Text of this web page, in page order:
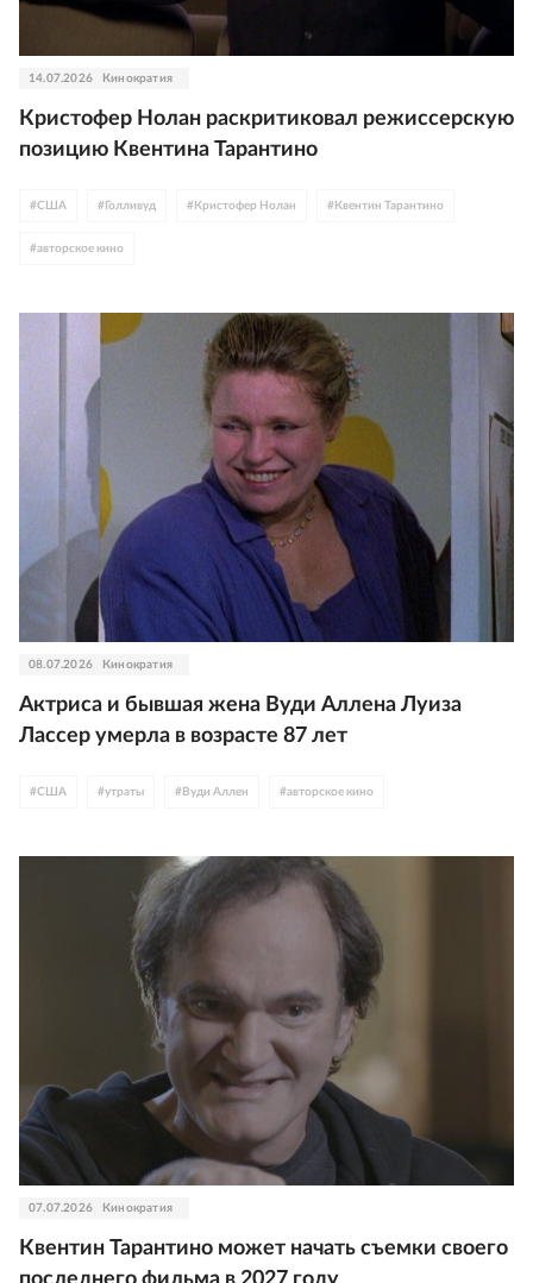
14.07.2026 Кинократия
Кристофер Нолан раскритиковал режиссерскую
позицию Квентина Тарантино
#США # Голливуд # Кристофер Нолан # Квентин Тарантино
#авторское кино
08.07.2026 Кинократия
Актриса и бывшая жена Вуди Аллена Луиза
Лассер умерла в возрасте 87 лет
#США #утраты # Вуди Аллен #авторское кино
07.07.2026 Кинократия
Квентин Тарантино может начать съемки своего